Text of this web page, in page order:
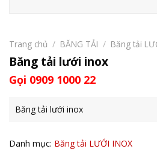
Trang chủ / BĂNG TẢI / Băng tải
Băng tải lưới inox
Gọi 0909 1000 22
Băng tải lưới inox
Danh mục: Băng tải LƯỚI INOX